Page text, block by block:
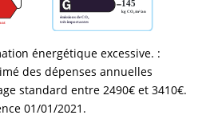
énergétique excessive. :
des dépenses annuelles
standard entre 2490€ et 3410€.
01/01/2021.